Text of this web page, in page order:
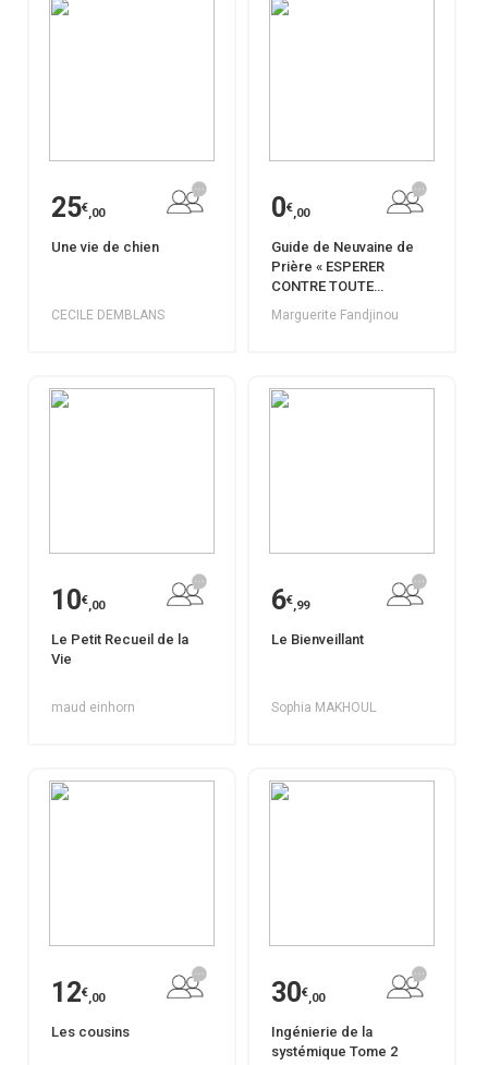
25€,00
Une vie de chien
CECILE DEMBLANS
0€,00
Guide de Neuvaine de
Prière « ESPERER
CONTRE TOUTE
ESPERANCE »
Marguerite Fandjinou
10€,00
Le Petit Recueil de la
Vie
maud einhorn
6€,99
Le Bienveillant
Sophia MAKHOUL
12€,00
Les cousins
30€,00
Ingénierie de la
systémique Tome 2